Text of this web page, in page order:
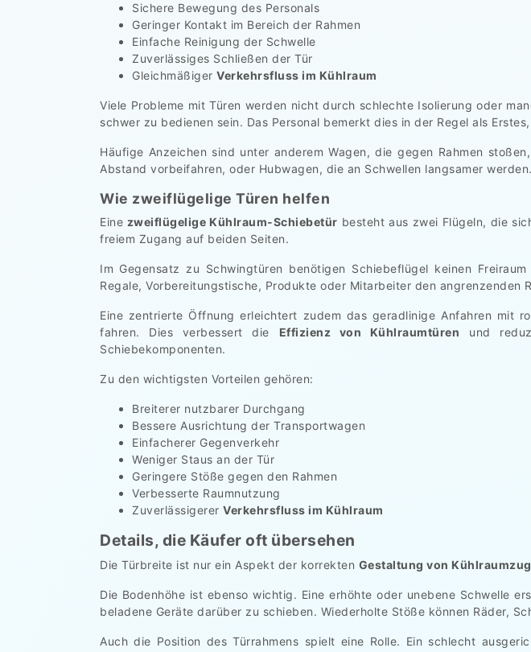
Sichere Bewegung des Personals
Geringer Kontakt im Bereich der Rahmen
Einfache Reinigung der Schwelle
Zuverlässiges Schließen der Tür
Gleichmäßiger Verkehrsfluss im Kühlraum
Viele Probleme mit Türen werden nicht durch schlechte Isolierung oder
schwer zu bedienen sein. Das Personal bemerkt dies in der Regel als
Häufige Anzeichen sind unter anderem Wagen, die gegen Rahmen
Abstand vorbeifahren, oder Hubwagen, die an Schwellen langsamer werden.
Wie zweiflügelige Türen helfen
Eine zweiflügelige Kühlraum-Schiebetür besteht aus zwei Flügeln, die
freiem Zugang auf beiden Seiten.
Im Gegensatz zu Schwingtüren benötigen Schiebeflügel keinen
Regale, Vorbereitungstische, Produkte oder Mitarbeiter den angrenzenden
Eine zentrierte Öffnung erleichtert zudem das geradlinige Anfahren mit
fahren. Dies verbessert die Effizienz von Kühlraumtüren und
Schiebekomponenten.
Zu den wichtigsten Vorteilen gehören:
Breiterer nutzbarer Durchgang
Bessere Ausrichtung der Transportwagen
Einfacherer Gegenverkehr
Weniger Staus an der Tür
Geringere Stöße gegen den Rahmen
Verbesserte Raumnutzung
Zuverlässigerer Verkehrsfluss im Kühlraum
Details, die Käufer oft übersehen
Die Türbreite ist nur ein Aspekt der korrekten Gestaltung von
Die Bodenhöhe ist ebenso wichtig. Eine erhöhte oder unebene Schwelle
beladene Geräte darüber zu schieben. Wiederholte Stöße können Räder,
Auch die Position des Türrahmens spielt eine Rolle. Ein schlecht